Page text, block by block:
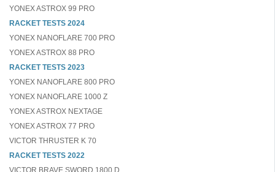
YONEX ASTROX 99 PRO
RACKET TESTS 2024
YONEX NANOFLARE 700 PRO
YONEX ASTROX 88 PRO
RACKET TESTS 2023
YONEX NANOFLARE 800 PRO
YONEX NANOFLARE 1000 Z
YONEX ASTROX NEXTAGE
YONEX ASTROX 77 PRO
VICTOR THRUSTER K 70
RACKET TESTS 2022
VICTOR BRAVE SWORD 1800 D